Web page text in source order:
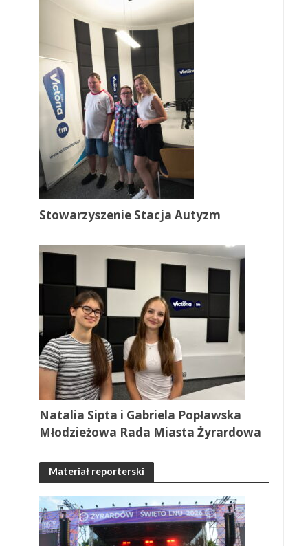
Stowarzyszenie Stacja Autyzm
Natalia Sipta i Gabriela Popławska
Młodzieżowa Rada Miasta Żyrardowa
Materiał reporterski